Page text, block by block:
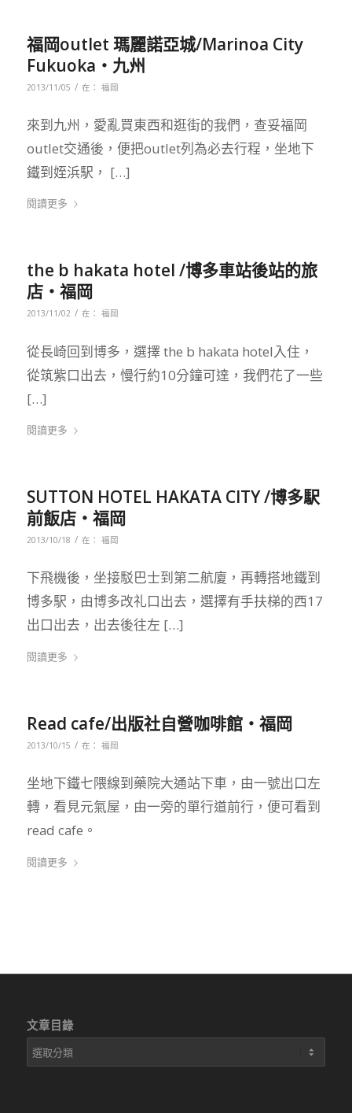
福岡outlet 瑪麗諾亞城/Marinoa City
Fukuoka‧九州
2013/11/05 / 在： 福岡
來到九州，愛亂買東西和逛街的我們，查妥福岡
outlet交通後，便把outlet列為必去行程，坐地下
鐵到姪浜駅， […]
閱讀更多
the b hakata hotel /博多車站後站的旅
店‧福岡
2013/11/02 / 在： 福岡
從長崎回到博多，選擇 the b hakata hotel入住，
從筑紫口出去，慢行約10分鐘可達，我們花了一些
[…]
閱讀更多
SUTTON HOTEL HAKATA CITY /博多駅
前飯店‧福岡
2013/10/18 / 在： 福岡
下飛機後，坐接駁巴士到第二航廈，再轉搭地鐵到
博多駅，由博多改礼口出去，選擇有手扶梯的西17
出口出去，出去後往左 […]
閱讀更多
Read cafe/出版社自營咖啡館‧福岡
2013/10/15 / 在： 福岡
坐地下鐵七隈線到藥院大通站下車，由一號出口左
轉，看見元氣屋，由一旁的單行道前行，便可看到
read cafe。
閱讀更多
文章目錄
文
章